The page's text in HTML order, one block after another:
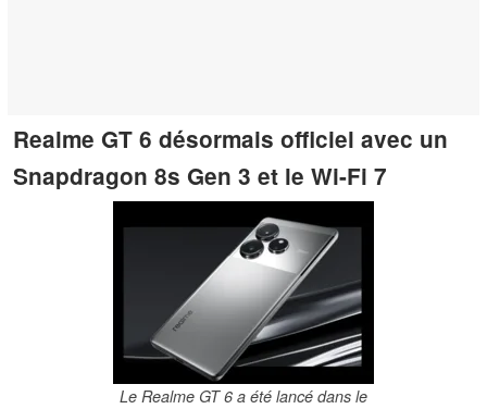
Realme GT 6 désormais officiel avec un
Snapdragon 8s Gen 3 et le Wi-Fi 7
Le Realme GT 6 a été lancé dans le